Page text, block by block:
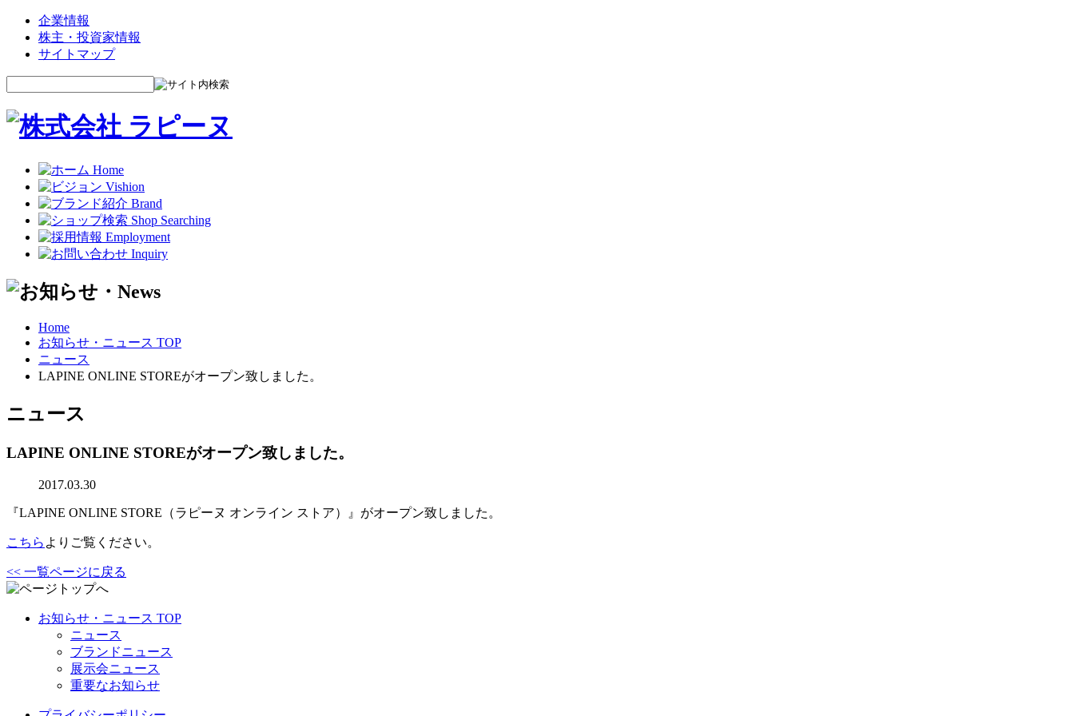
企業情報
株主・投資家情報
サイトマップ
Home
お知らせ・ニュース TOP
ニュース
LAPINE ONLINE STOREがオープン致しました。
ニュース
LAPINE ONLINE STOREがオープン致しました。
2017.03.30
『LAPINE ONLINE STORE（ラピーヌ オンライン ストア）』がオープン致しました。
こちら よりご覧ください。
<< 一覧ページに戻る
お知らせ・ニュース TOP
ニュース
ブランドニュース
展示会ニュース
重要なお知らせ